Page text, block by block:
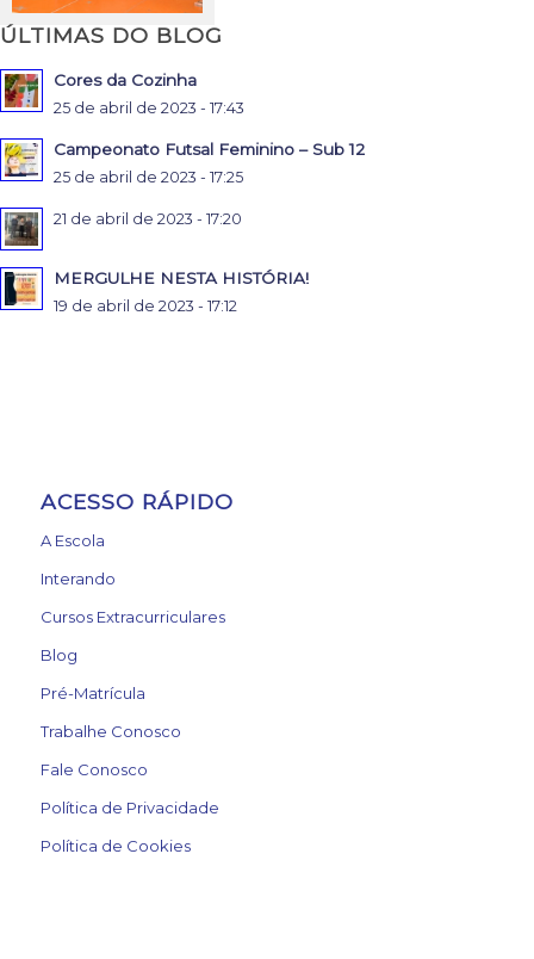
ÚLTIMAS DO BLOG
Cores da Cozinha
25 de abril de 2023 - 17:43
Campeonato Futsal Feminino – Sub 12
25 de abril de 2023 - 17:25
21 de abril de 2023 - 17:20
MERGULHE NESTA HISTÓRIA!
19 de abril de 2023 - 17:12
ACESSO RÁPIDO
A Escola
Interando
Cursos Extracurriculares
Blog
Pré-Matrícula
Trabalhe Conosco
Fale Conosco
Política de Privacidade
Política de Cookies